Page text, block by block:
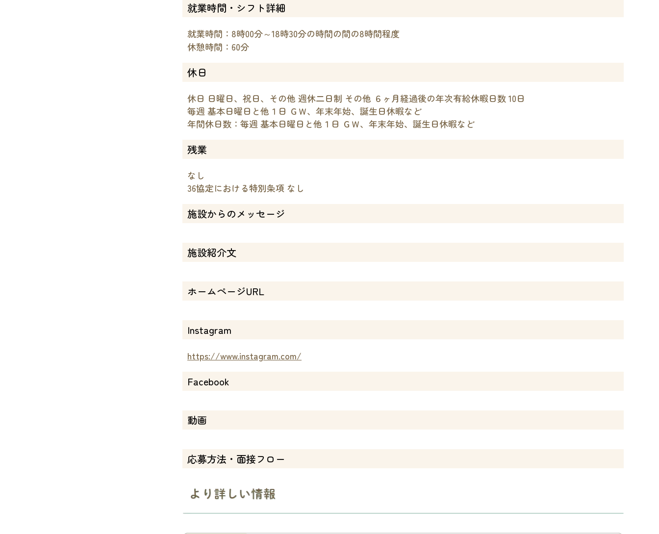
就業時間・シフト詳細
就業時間：8時00分～18時30分の時間の間の8時間程度
休憩時間：60分
休日
休日 日曜日、祝日、その他 週休二日制 その他 ６ヶ月経過後の年次有給休暇日数 10日
毎週 基本日曜日と他１日 ＧＷ、年末年始、誕生日休暇など
年間休日数：毎週 基本日曜日と他１日 ＧＷ、年末年始、誕生日休暇など
残業
なし
36協定における特別条項 なし
施設からのメッセージ
施設紹介文
ホームページURL
Instagram
https://www.instagram.com/
Facebook
動画
応募方法・面接フロー